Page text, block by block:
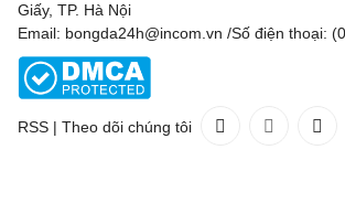
Giấy, TP. Hà Nội
Email: bongda24h@incom.vn /Số điện thoại:
RSS | Theo dõi chúng tôi